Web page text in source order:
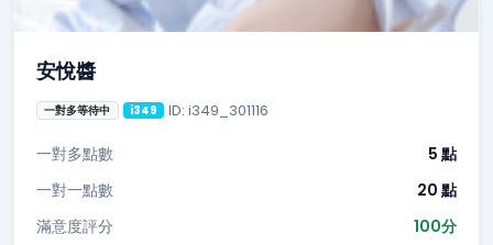
安悅醬
一對多等待中 i349 ID: i349_301116
一對多點數
5 點
一對一點數
20 點
滿意度評分
100分